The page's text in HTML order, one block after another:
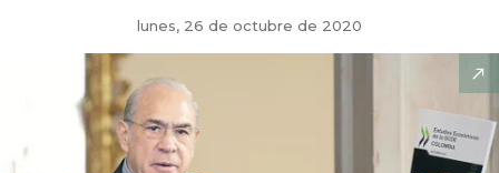
lunes, 26 de octubre de 2020